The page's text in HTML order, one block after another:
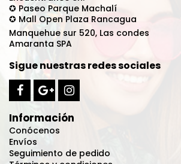
✪ Paseo Parque Machalí
✪ Mall Open Plaza Rancagua
Manquehue sur 520, Las condes
Amaranta SPA
Sigue nuestras redes sociales
Información
Conócenos
Envíos
Seguimiento de pedido